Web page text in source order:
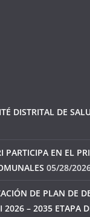
DISTRITAL DE
PARTICIPA EN EL
05/28/
DE PLAN DE
2026 – 2035 ETAPA